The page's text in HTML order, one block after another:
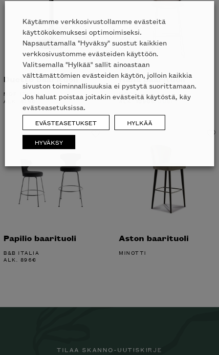
Duetto baarituoli
MDF ITALIA
ALK. 579€
Hana baarituoli
MOOOI
ALK.1096€ UUSI
Papilio baarituoli
B&B ITALIA
ALK. 896€
Aston baarituoli
MINOTTI
TILAA SKANNO-UUTISKIRJE
Käytämme verkkosivustollamme evästeitä
käyttökokemuksesi optimoimiseksi.
Napsauttamalla "Hyväksy" suostut kaikkien
verkkosivustomme evästeiden käyttöön.
Valitsemalla "Hylkää" sallit ainoastaan
välttämättömien evästeiden käytön, jolloin kaikkia
sivuston toiminnallisuuksia ei pystytä suorittamaan.
Jos haluat poistaa joitakin evästeitä käytöstä, käy
evästeasetuksissa.
EVÄSTEASETUKSET HYLKÄÄ
HYVÄKSY